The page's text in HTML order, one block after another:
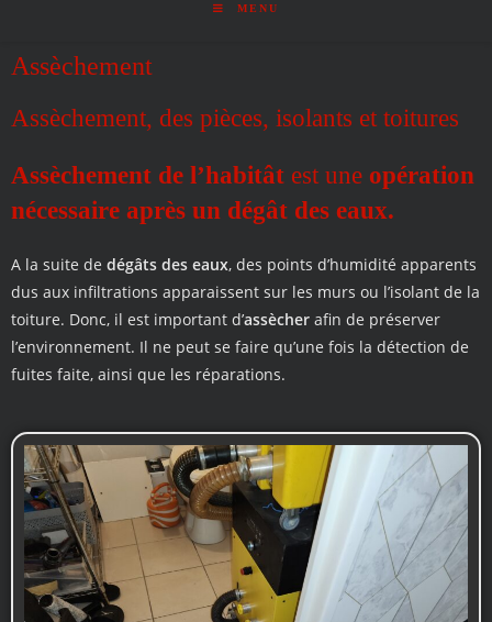
MENU
Assèchement
Assèchement, des pièces, isolants et toitures
Assèchement de l’habitât est une opération
nécessaire après un dégât des eaux.
A la suite de dégâts des eaux, des points d’humidité apparents
dus aux infiltrations apparaissent sur les murs ou l’isolant de la
toiture. Donc, il est important d’assècher afin de préserver
l’environnement. Il ne peut se faire qu’une fois la détection de
fuites faite, ainsi que les réparations.